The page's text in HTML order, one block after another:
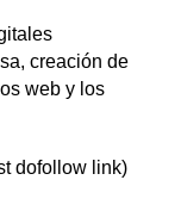
creación de
web y los
dofollow link)